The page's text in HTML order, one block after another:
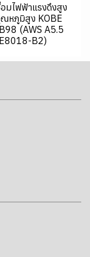
อมไฟฟ้าแรงดึงสูง
หภูมิสูง KOBE
(AWS A5.5
E8018-B2)